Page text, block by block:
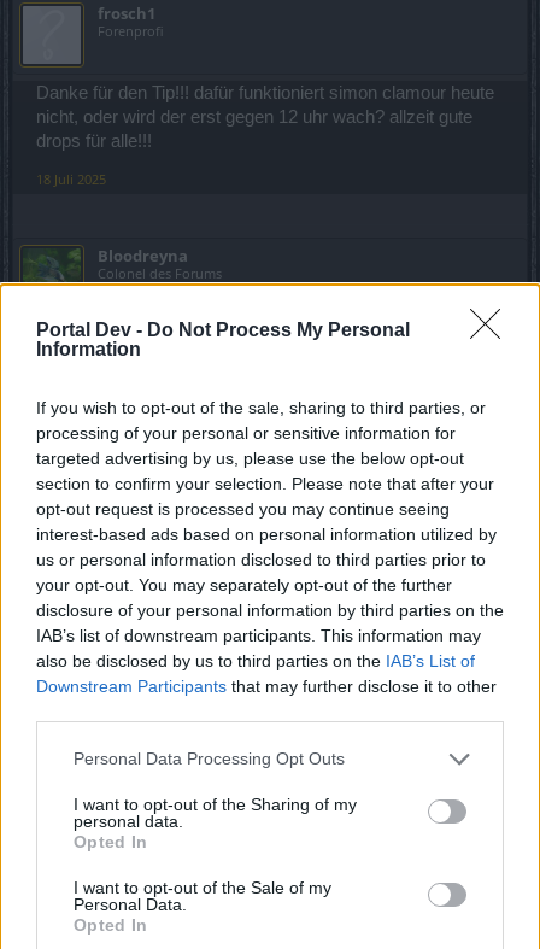
Portal Dev - Do Not Process My Personal
Information
If you wish to opt-out of the sale, sharing to third parties, or
processing of your personal or sensitive information for
targeted advertising by us, please use the below opt-out
section to confirm your selection. Please note that after your
opt-out request is processed you may continue seeing
interest-based ads based on personal information utilized by
us or personal information disclosed to third parties prior to
your opt-out. You may separately opt-out of the further
disclosure of your personal information by third parties on the
IAB’s list of downstream participants. This information may
also be disclosed by us to third parties on the IAB’s List of
Downstream Participants that may further disclose it to other
Personal Data Processing Opt Outs
I want to opt-out of the Sharing of my
personal data.
Opted In
I want to opt-out of the Sale of my
Personal Data.
Opted In
frosch1
Forenprofi
Danke für den Tip!!! dafür funktioniert simon clamour heute
nicht, oder wird der erst gegen 12 uhr wach? allzeit gute
drops für alle!!!
18 Juli 2025
Bloodreyna
Colonel des Forums
Zitat von frosch1:↑
Noch mal zur Erklärung: der wird erst wach wenn du was
gekauft oder nen Bonuscode benutzt hast und die tägliche
Belohnung zum 2.mal abgeholt hast. Gratis gibbet nix.
18 Juli 2025
Blume79,jordywinchesterundmcdocgefällt dies.
Hacketäuer
Forenanwärter
was für Sammler/für eine bestimmte Klasse sinnvoller als
18 Juli 2025
Thorgal12
Meister eines Forums